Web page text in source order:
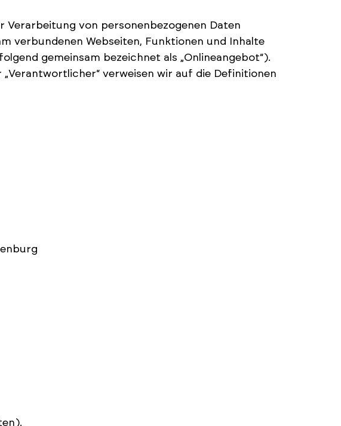
Verarbeitung von personenbezogenen Daten
verbundenen Webseiten, Funktionen und Inhalte
gemeinsam bezeichnet als „Onlineangebot“).
verweisen wir auf die Definitionen